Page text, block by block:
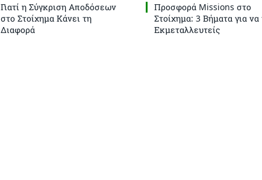
Γιατί η Σύγκριση Αποδόσεων
στο Στοίχημα Κάνει τη
Διαφορά
Προσφορά Missions στο
Στοίχημα: 3 Βήματα για να
Εκμεταλλευτείς